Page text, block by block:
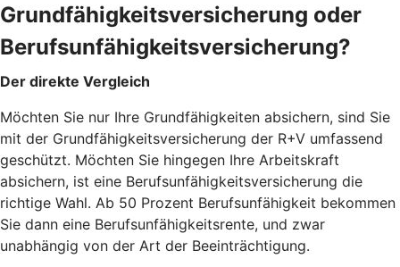
Grundfähigkeitsversicherung oder
Berufsunfähigkeitsversicherung?
Der direkte Vergleich
Möchten Sie nur Ihre Grundfähigkeiten absichern, sind Sie
mit der Grundfähigkeitsversicherung der R+V umfassend
geschützt. Möchten Sie hingegen Ihre Arbeitskraft
absichern, ist eine Berufsunfähigkeitsversicherung die
richtige Wahl. Ab 50 Prozent Berufsunfähigkeit bekommen
Sie dann eine Berufsunfähigkeitsrente, und zwar
unabhängig von der Art der Beeinträchtigung.